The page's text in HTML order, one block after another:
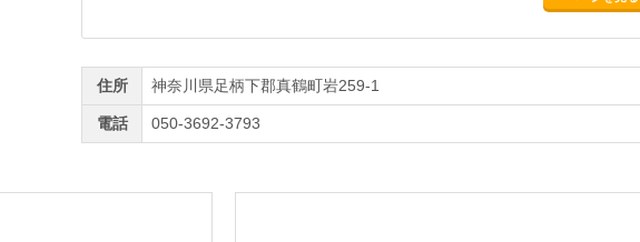
住所 神奈川県足柄下郡真鶴町岩259-1
電話 050-3692-3793